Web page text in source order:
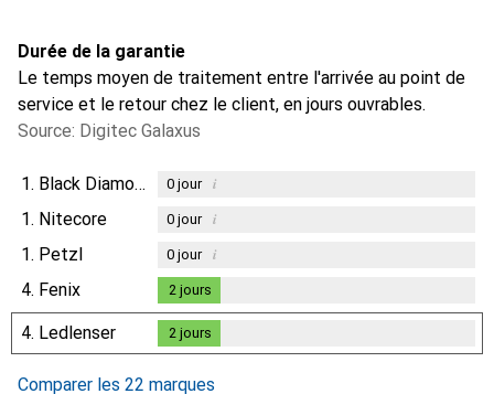
Durée de la garantie
Le temps moyen de traitement entre l'arrivée au point de
service et le retour chez le client, en jours ouvrables.
Source: Digitec Galaxus
1. Black Diamond 0jour i
1. Nitecore 0jour i
1. Petzl 0jour i
4. Fenix 2 jours
4. Ledlenser 2 jours
Comparer les 22 marques